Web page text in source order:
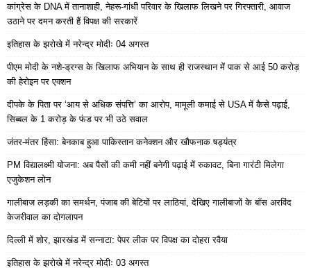
कांग्रेस के DNA में तानाशाही, नेहरू-गांधी परिवार के खिलाफ लिखने पर गिरफ्तारी, आवाज
उठाने पर दमन करती हैं विपक्ष की सरकारें
इतिहास के झरोखे में नरेन्द्र मोदीः 04 अगस्त
पीएम मोदी के नशे-ड्रग्स के खिलाफ अभियान के साथ ही राजस्थान में पाक से आई 50 करोड़
की हेरोइन पर एक्शन
दीपके के पिता पर ‘आय से अधिक संपत्ति’ का आरोप, मामूली कमाई से USA में कैसे पढ़ाई,
सिब्बल के 1 करोड़ के फंड पर भी उठे सवाल
जंतर-मंतर हिंसा: बेनकाब हुआ पाकिस्तान कनेक्शन और खौफनाक षड्यंत्र
PM विद्यालक्ष्मी योजना: अब पैसों की कमी नहीं बनेगी पढ़ाई में रुकावट, बिना गारंटी मिलेगा
एजुकेशन लोन
गालीबाज लड़की का समर्थन, पंजाब की बेटियों पर लाठियां, देखिए गालीबाजों के बॉस अरविंद
केजरीवाल का दोगलापन
दिल्ली में शोर, झारखंड में सन्नाटा: पेपर लीक पर विपक्ष का दोहरा रवैया
इतिहास के झरोखे में नरेन्द्र मोदीः 03 अगस्त